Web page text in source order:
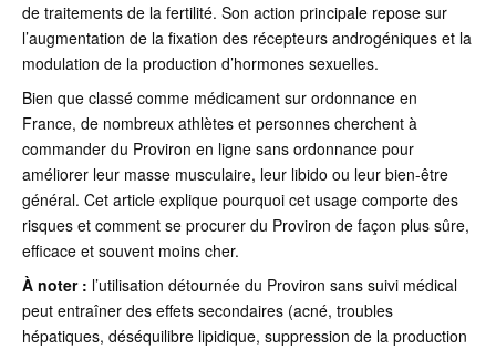
de traitements de la fertilité. Son action principale repose sur
l’augmentation de la fixation des récepteurs androgéniques et la
modulation de la production d’hormones sexuelles.
Bien que classé comme médicament sur ordonnance en
France, de nombreux athlètes et personnes cherchent à
commander du Proviron en ligne sans ordonnance pour
améliorer leur masse musculaire, leur libido ou leur bien-être
général. Cet article explique pourquoi cet usage comporte des
risques et comment se procurer du Proviron de façon plus sûre,
efficace et souvent moins cher.
À noter : l’utilisation détournée du Proviron sans suivi médical
peut entraîner des effets secondaires (acné, troubles
hépatiques, déséquilibre lipidique, suppression de la production